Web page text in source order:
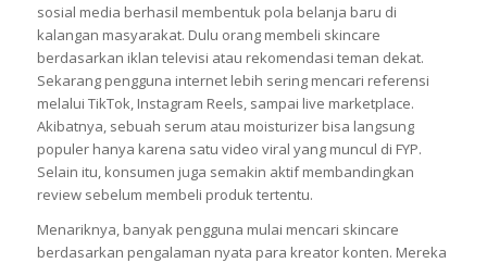
sosial media berhasil membentuk pola belanja baru di
kalangan masyarakat. Dulu orang membeli skincare
berdasarkan iklan televisi atau rekomendasi teman dekat.
Sekarang pengguna internet lebih sering mencari referensi
melalui TikTok, Instagram Reels, sampai live marketplace.
Akibatnya, sebuah serum atau moisturizer bisa langsung
populer hanya karena satu video viral yang muncul di FYP.
Selain itu, konsumen juga semakin aktif membandingkan
review sebelum membeli produk tertentu.
Menariknya, banyak pengguna mulai mencari skincare
berdasarkan pengalaman nyata para kreator konten. Mereka